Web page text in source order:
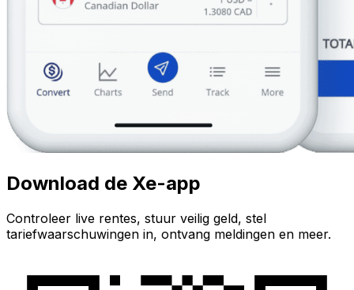
Download de Xe-app
Controleer live rentes, stuur veilig geld, stel
tariefwaarschuwingen in, ontvang meldingen en meer.